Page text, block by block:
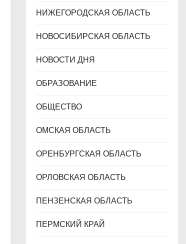
НИЖЕГОРОДСКАЯ ОБЛАСТЬ
НОВОСИБИРСКАЯ ОБЛАСТЬ
НОВОСТИ ДНЯ
ОБРАЗОВАНИЕ
ОБЩЕСТВО
ОМСКАЯ ОБЛАСТЬ
ОРЕНБУРГСКАЯ ОБЛАСТЬ
ОРЛОВСКАЯ ОБЛАСТЬ
ПЕНЗЕНСКАЯ ОБЛАСТЬ
ПЕРМСКИЙ КРАЙ